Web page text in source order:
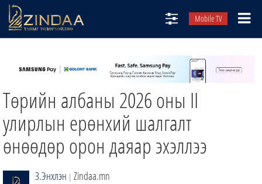
Mobile TV
ТВ8
ӨГЛӨӨНИЙ СОНИН
АУДИО ЗОХИОЛ
ЗИНДАА СЭТГҮҮЛ
Төрийн албаны 2026 оны II
улирлын ерөнхий шалгалт
өнөөдөр орон даяар эхэллээ
З.Энхлэн | Zindaa.mn